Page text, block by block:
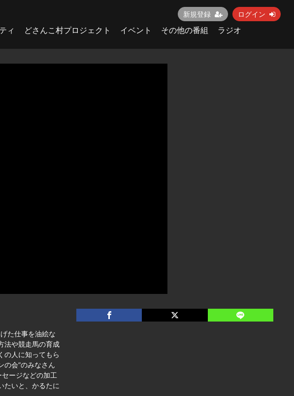
新規登録 ログイン
ィ どさんこ村プロジェクト イベント その他の番組
ラジオ
た仕事を油絵な
法や競走馬の育成
の人に知ってもら
の会”のみなさん
ージなどの加工
たいと、かるたに